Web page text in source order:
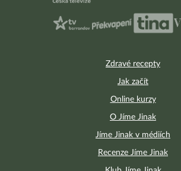
Zdravé recepty
Jak začít
Online kurzy
O Jíme Jinak
Jíme Jinak v médiích
Recenze Jíme Jinak